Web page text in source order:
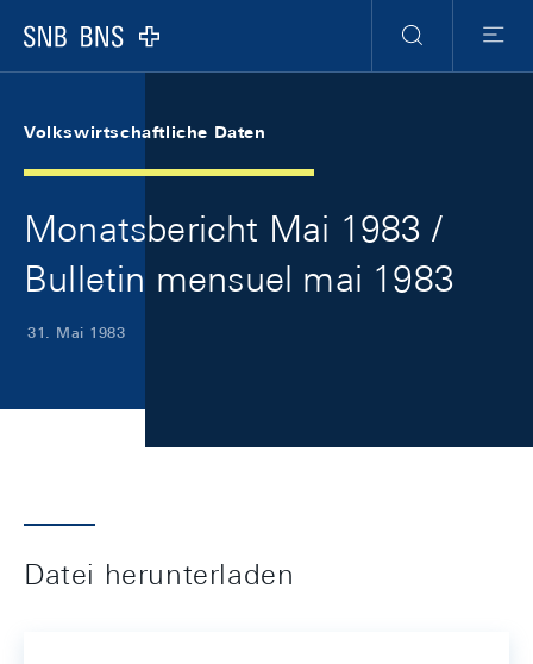
Logo
Suche
Menu
Volkswirtschaftliche Daten
Monatsbericht Mai 1983 /
Bulletin mensuel mai 1983
31. Mai 1983
Datei herunterladen